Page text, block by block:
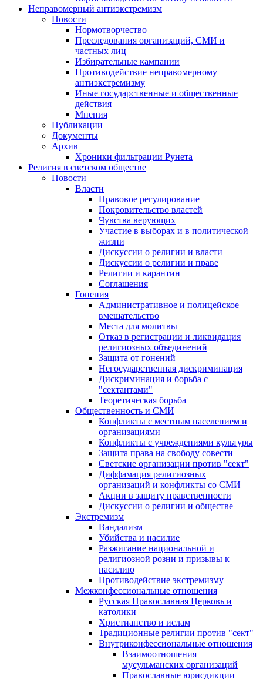
Неправомерный антиэкстремизм
Новости
Нормотворчество
Преследования организаций, СМИ и
частных лиц
Избирательные кампании
Противодействие неправомерному
антиэкстремизму
Иные государственные и общественные
действия
Мнения
Публикации
Документы
Архив
Хроники фильтрации Рунета
Религия в светском обществе
Новости
Власти
Правовое регулирование
Покровительство властей
Чувства верующих
Участие в выборах и в политической
жизни
Дискуссии о религии и власти
Дискуссии о религии и праве
Религии и карантин
Соглашения
Гонения
Административное и полицейское
вмешательство
Места для молитвы
Отказ в регистрации и ликвидация
религиозных объединений
Защита от гонений
Негосударственная дискриминация
Дискриминация и борьба с
"сектантами"
Теоретическая борьба
Общественность и СМИ
Конфликты с местным населением и
организациями
Конфликты с учреждениями культуры
Защита права на свободу совести
Светские организации против "сект"
Диффамация религиозных
организаций и конфликты со СМИ
Акции в защиту нравственности
Дискуссии о религии и обществе
Экстремизм
Вандализм
Убийства и насилие
Разжигание национальной и
религиозной розни и призывы к
насилию
Противодействие экстремизму
Межконфессиональные отношения
Русская Православная Церковь и
католики
Христианство и ислам
Традиционные религии против "сект"
Внутриконфессиональные отношения
Взаимоотношения
мусульманских организаций
Православные юрисдикции